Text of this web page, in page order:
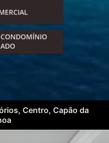
Centro, Capão da